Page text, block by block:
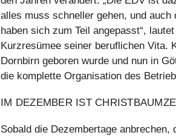
alles muss schneller gehen, und auch
haben sich zum Teil angepasst“,
Kurzresümee seiner beruflichen Vita.
Dornbirn geboren wurde und nun in
die komplette Organisation des
IM DEZEMBER IST
Sobald die Dezembertage anbrechen,